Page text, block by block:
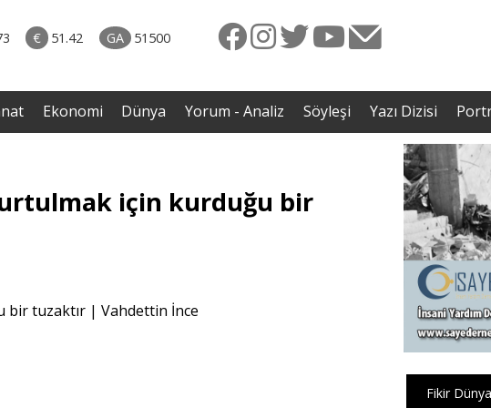
€ 51.42 GA 51500
Ekonomi Dünya Yorum - Analiz Söyleşi Yazı Dizisi
için kurduğu bir
Fikir